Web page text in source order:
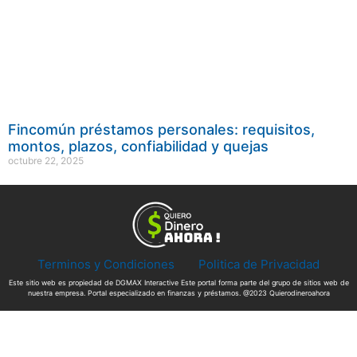
Fincomún préstamos personales: requisitos,
montos, plazos, confiabilidad y quejas
octubre 22, 2025
Terminos y Condiciones Politica de Privacidad
Este sitio web es propiedad de DGMAX Interactive Este portal forma parte del grupo de sitios web de
nuestra empresa. Portal especializado en finanzas y préstamos. @2023 Quierodineroahora